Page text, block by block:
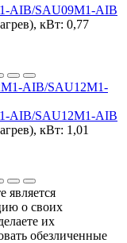
AIB/SAU09M1-AIB
кВт: 0,77
AIB/SAU12M1-AIB
кВт: 1,01
является
о своих
их
обезличенные